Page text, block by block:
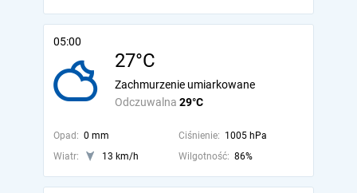
05:00
27°C
Odczuwalna 29°C
Zachmurzenie umiarkowane
Opad: 0 mm Ciśnienie: 1005 hPa
Wiatr:
13 km/h Wilgotność: 86%